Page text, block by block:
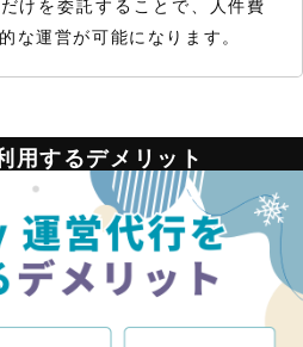
けを委託することで、人件費
な運営が可能になります。
するデメリット